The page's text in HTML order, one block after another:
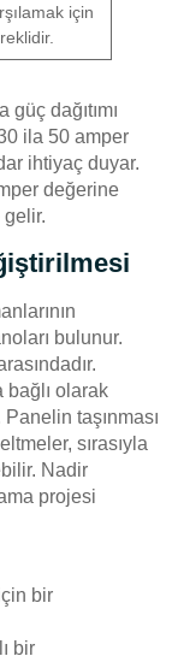
için
dağıtımı
ila 50 amper
ihtiyaç duyar.
değerine
gelir.
bulunur.
bağlı olarak
taşınması
sırasıyla
Nadir
projesi
bir
bir